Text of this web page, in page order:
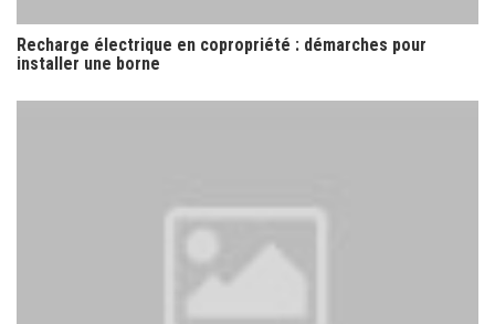
Recharge électrique en copropriété : démarches pour
installer une borne